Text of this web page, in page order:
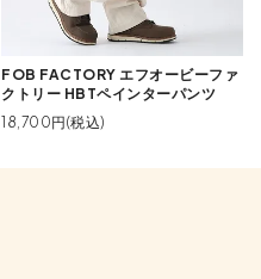
FOB FACTORY エフオービーファ
クトリー HBTペインターパンツ
18,700円(税込)